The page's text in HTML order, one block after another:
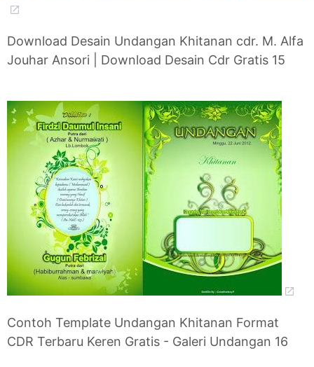
Download Desain Undangan Khitanan cdr. M. Alfa
Jouhar Ansori | Download Desain Cdr Gratis 15
Contoh Template Undangan Khitanan Format
CDR Terbaru Keren Gratis - Galeri Undangan 16